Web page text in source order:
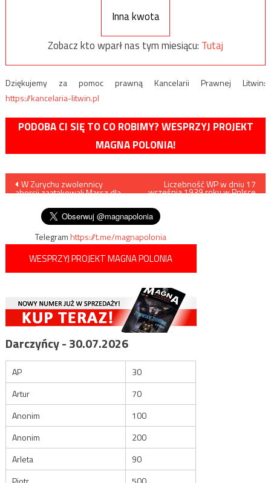
Inna kwota
Zobacz kto wparł nas tym miesiącu: Tutaj
Dziękujemy za pomoc prawną Kancelarii Prawnej Litwin:
https://kancelaria-litwin.pl
PODOBA CI SIĘ TO CO ROBIMY? WESPRZYJ PROJEKT
MAGNA POLONIA!
Nawigacja
wpisu
W Zurychu zwolennicy
aborcji zaatakowali Marsz dla
Liczebność WP w dniu 17
września 1939 roku w Polsce
Telegramhttps://t.me/magnapolonia
WESPRZYJ PROJEKT MAGNA POLONIA
Darczyńcy - 30.07.2026
AP
30
Artur
70
Anonim
100
Anonim
200
Arleta
90